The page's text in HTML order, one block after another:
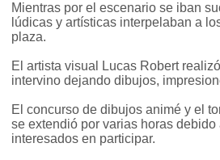
Mientras por el escenario se iban
lúdicas y artísticas interpelaban a
plaza.
El artista visual Lucas Robert
intervino dejando dibujos,
El concurso de dibujos animé y el
se extendió por varias horas
interesados en participar.